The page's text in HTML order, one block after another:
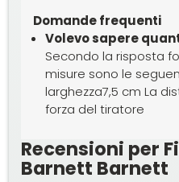
Domande frequenti
Volevo sapere
Secondo la risposta
misure sono le
larghezza7,5 cm La
forza del tiratore
Recensioni per
Barnett Barnett